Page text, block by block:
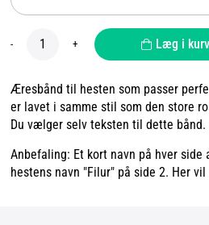
- + Læg i kurv
Æresbånd til hesten som passer
er lavet i samme stil som den store
Du vælger selv teksten til dette
Anbefaling: Et kort navn på hver
hestens navn "Filur" på side 2. Her